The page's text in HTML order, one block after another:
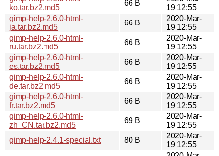
ko.tar.bz2.md5
66 B
19 12:55
gimp-help-2.6.0-html-
ja.tar.bz2.md5
66 B
2020-Mar-
19 12:55
gimp-help-2.6.0-html-
ru.tar.bz2.md5
66 B
2020-Mar-
19 12:55
gimp-help-2.6.0-html-
es.tar.bz2.md5
66 B
2020-Mar-
19 12:55
gimp-help-2.6.0-html-
de.tar.bz2.md5
66 B
2020-Mar-
19 12:55
gimp-help-2.6.0-html-
fr.tar.bz2.md5
66 B
2020-Mar-
19 12:55
gimp-help-2.6.0-html-
zh_CN.tar.bz2.md5
69 B
2020-Mar-
19 12:55
gimp-help-2.4.1-special.txt
80 B
2020-Mar-
19 12:55